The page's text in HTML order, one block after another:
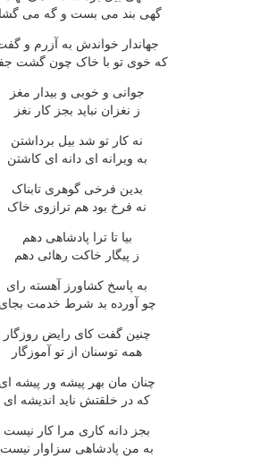
گهى بند مى بست و گه مى
جهاندار خواندش به آزرم و
که خوى تو با خاک چون گشت
جوانى و خوبى و بيدار مغز
ز نغزان نبايد بجز کار نغز
نه کار تو شد بيل برداشتن
به ويرانه اى دانه اى کاشتن
بدين فرخى گوهرى تابناک
نه فرخ بود هم ترازوى خاک
بيا تا ترا پادشاهى دهم
ز پيگار خاکت رهائى دهم
به پاسخ کشاورز آهسته راى
چو آورده بد شرط خدمت بجاى
چنين گفت کاى رايض روزگار
همه توسنان از تو آموزگار
چنان مان بهر پيشه ور پيشه اى
که در خلقتش نايد انديشه اى
بجز دانه کارى مرا کار نيست
به من پادشاهى سزاوار نيست